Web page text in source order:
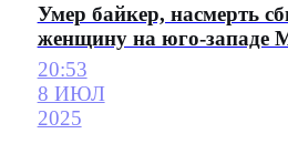
Умер байкер, насмерть
женщину на юго-западе
20:53
8 ИЮЛ
2025